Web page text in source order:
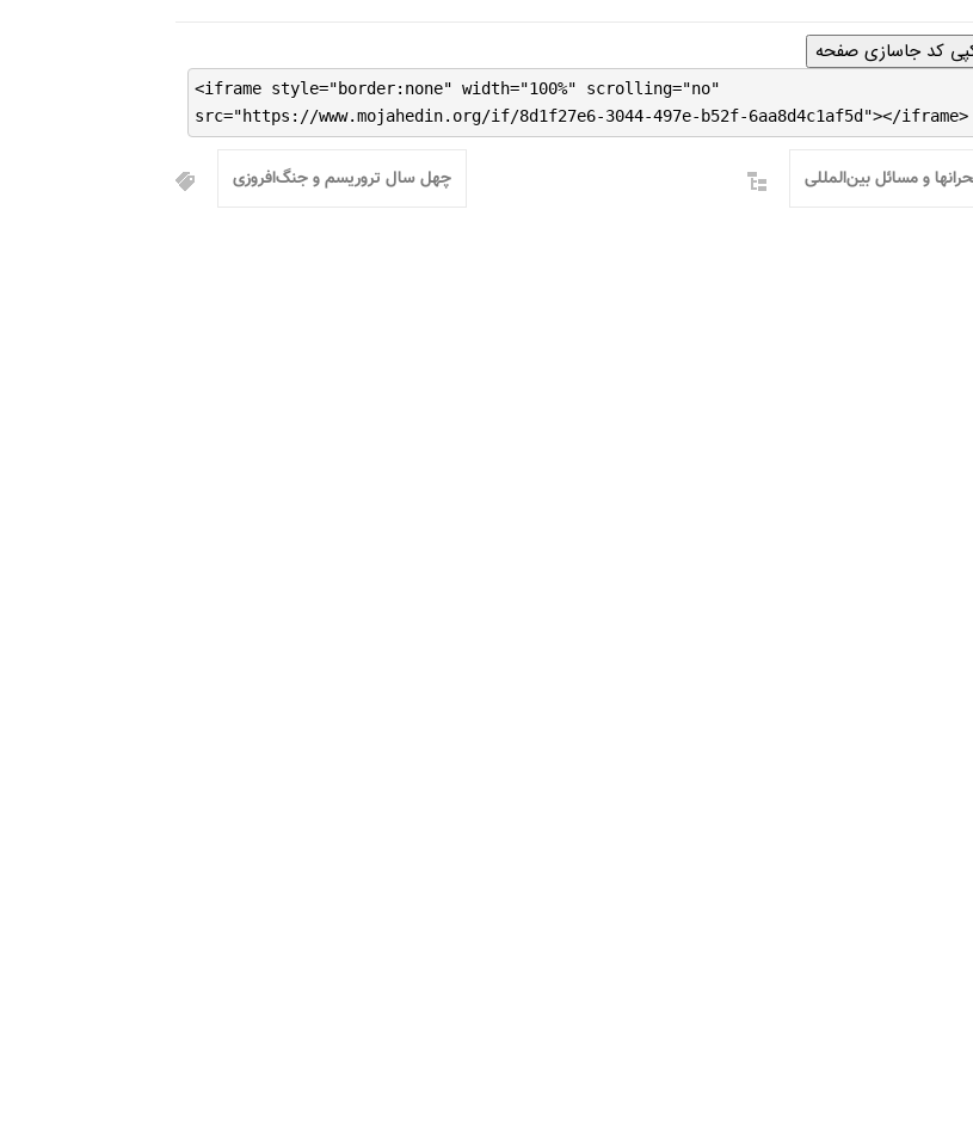
کد جاسازی صفحه
<iframe style="border:none" width="100%" scrolling="no"
src="https://www.mojahedin.org/if/8d1f27e6-3044-497e-b52f-6aa8d4c1af5d"></iframe>
چهل سال تروریسم و جنگ‌افروزی و مسائل بین‌المللی